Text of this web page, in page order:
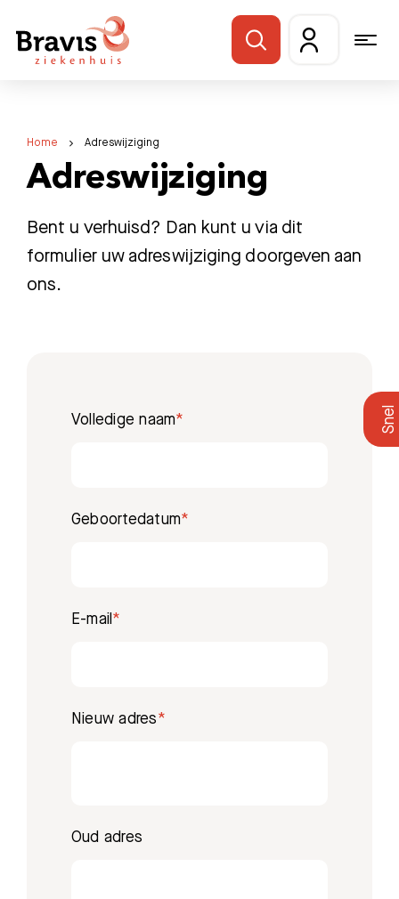
Home Adreswijziging
Adreswijziging
Bent u verhuisd? Dan kunt u via dit
formulier uw adreswijziging doorgeven aan
ons.
Volledige naam
Geboortedatum
E-mail
Nieuw adres
Oud adres